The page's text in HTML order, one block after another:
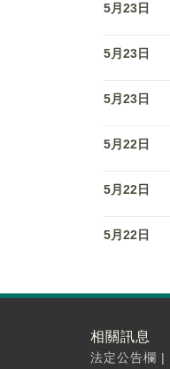
5月23日
5月23日
5月23日
5月22日
5月22日
5月22日
相關訊息
法定公告欄 |